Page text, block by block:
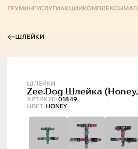
ГРУМИНГУСЛУГИАКЦИИКОМПЛЕКСЫ
ШЛЕЙКИ
ШЛЕЙКИ
АРТИКУЛ: 01849
Zee.Dog Шлейка (honey,
ЦВЕТ: HONEY